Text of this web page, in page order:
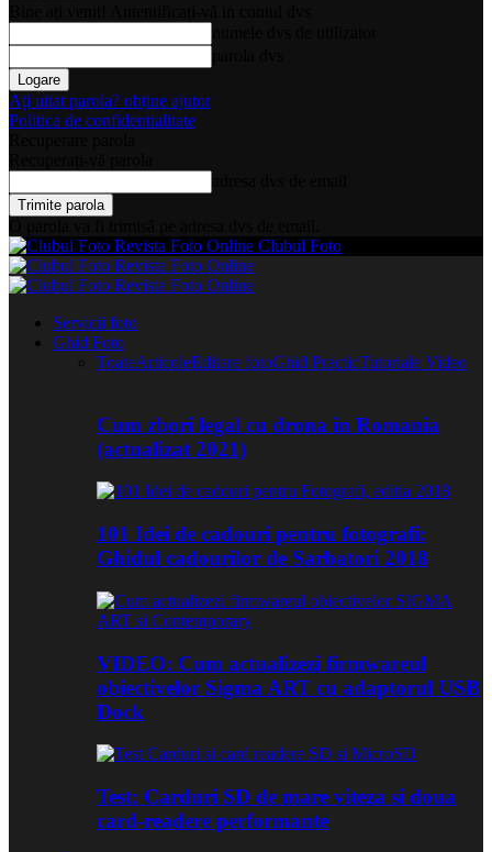
Ați uitat parola? obține ajutor
Politica de confidentialitate
Clubul Foto
Servicii foto
Ghid Foto
ToateArticoleEditare fotoGhid PracticTutoriale Video
Cum zbori legal cu drona in Romania
(actualizat 2021)
101 Idei de cadouri pentru fotografi:
Ghidul cadourilor de Sarbatori 2018
VIDEO: Cum actualizezi firmwareul
obiectivelor Sigma ART cu adaptorul USB
Dock
Test: Carduri SD de mare viteza si doua
card-readere performante